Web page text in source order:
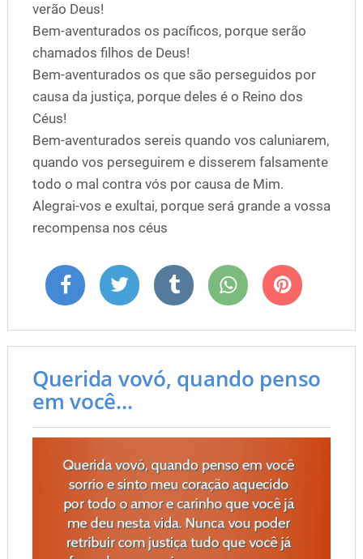
verão Deus!
Bem-aventurados os pacíficos, porque serão
chamados filhos de Deus!
Bem-aventurados os que são perseguidos por
causa da justiça, porque deles é o Reino dos
Céus!
Bem-aventurados sereis quando vos caluniarem,
quando vos perseguirem e disserem falsamente
todo o mal contra vós por causa de Mim.
Alegrai-vos e exultai, porque será grande a vossa
recompensa nos céus
Querida vovó, quando penso
em você...